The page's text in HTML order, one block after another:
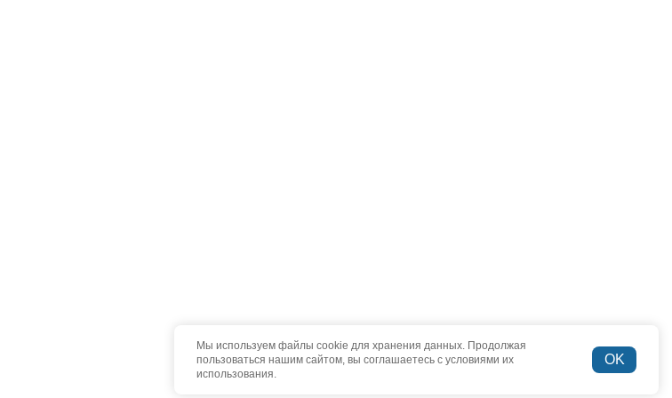
Мы используем файлы cookie для хранения данных. Продолжая
пользоваться нашим сайтом, вы соглашаетесь с условиями их
использования.
OK